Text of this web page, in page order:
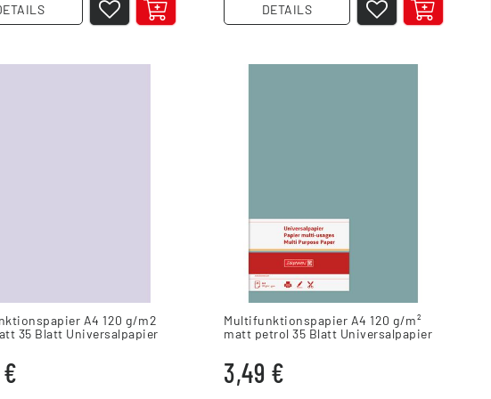
DETAILS
A4 120 g/m2
35 Blatt Universalpapier
Multifunktionspapier A4 120 g/m²
matt petrol 35 Blatt Universalpapier
3,49 €